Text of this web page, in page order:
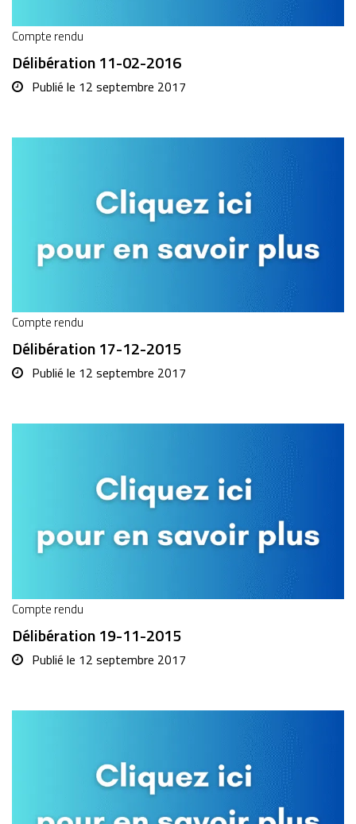
Compte rendu
Délibération 11-02-2016
Publié le 12 septembre 2017
Compte rendu
Délibération 17-12-2015
Publié le 12 septembre 2017
Compte rendu
Délibération 19-11-2015
Publié le 12 septembre 2017